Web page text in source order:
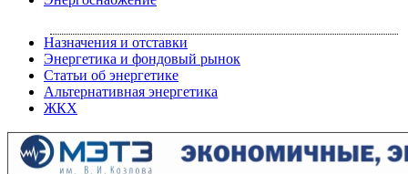
Назначения и отставки
Энергетика и фондовый рынок
Статьи об энергетике
Альтернативная энергетика
ЖКХ